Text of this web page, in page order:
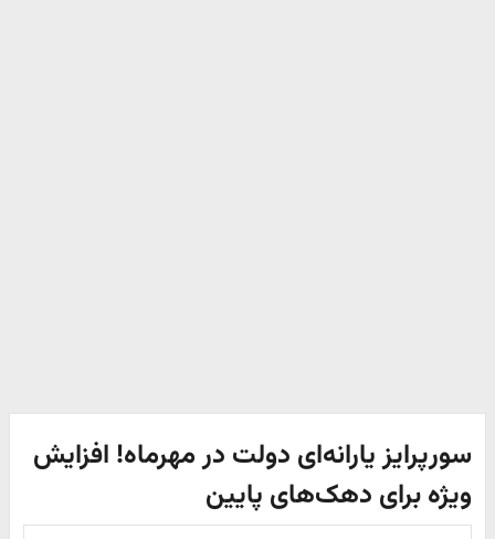
سورپرایز یارانه‌ای دولت در مهرماه! افزایش
ویژه برای دهک‌های پایین